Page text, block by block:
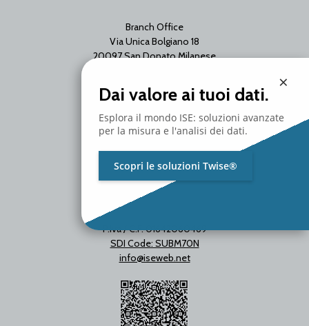
Branch Office
Via Unica Bolgiano 18
20097 San Donato Milanese
T. +39 02 2153663
P.Iva / C.F. 01642060469
SDI Code: SUBM70N
info@iseweb.net
×
Dai valore ai tuoi dati.
Esplora il mondo ISE: soluzioni avanzate
per la misura e l'analisi dei dati.
Scopri le soluzioni Twise®